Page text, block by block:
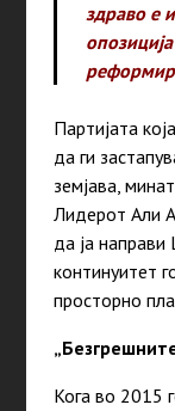
здраво е
Партијата
да ги
земјава,
Лидерот Али
да ја направи
континуитет
просторно
Кога во 2015